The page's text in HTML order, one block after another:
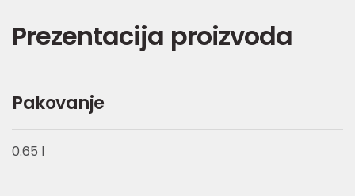
Prezentacija proizvoda
Pakovanje
0.65 l